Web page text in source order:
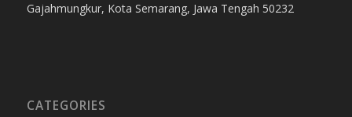
Gajahmungkur, Kota Semarang, Jawa Tengah 50232
CATEGORIES